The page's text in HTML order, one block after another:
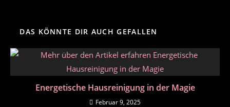
DAS KÖNNTE DIR AUCH GEFALLEN
Energetische Hausreinigung in der Magie
Februar 9, 2025